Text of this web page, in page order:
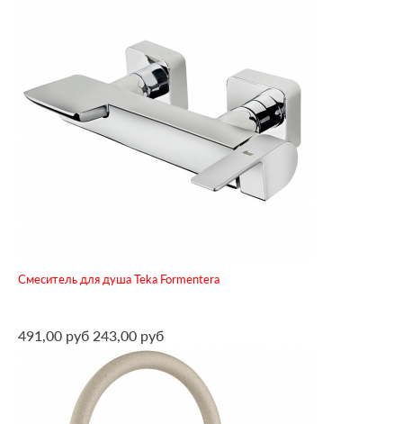
Смеситель для душа Teka Formentera
491,00 руб 243,00 руб